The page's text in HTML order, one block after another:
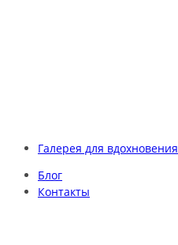
Галерея для вдохновения
Блог
Контакты